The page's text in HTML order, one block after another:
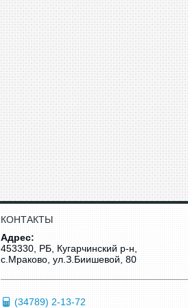
КОНТАКТЫ
Адрес:
453330, РБ, Кугарчинский р-н,
с.Мраково, ул.З.Биишевой, 80
(34789) 2-13-72